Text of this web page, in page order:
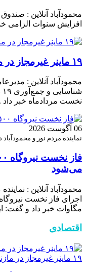
محمودآباد آنلاین :
افزایش سنوات الزامی
۱۹ ماینر غیرمجاز در مازندران از مدار خارج شد
محمودآباد آنلاین :
نخست مردادماه خبر داد .
06 آگوست 2026
نماینده مردم نور و
می‌شود
محمودآباد آنلاین :
مگاوات خبر داد و گفت:
اقتصادی
۱۹ ماینر غیرمجاز در مازندران از مدار خارج شد